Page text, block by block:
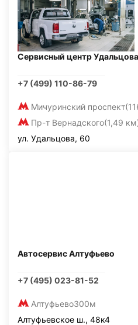
Сервисный центр Удальцова
+7 (499) 110-86-79
Мичуринский проспект
Пр-т Вернадского(1,49
ул. Удальцова, 60
Автосервис Алтуфьево
+7 (495) 023-81-52
Алтуфьево300м
Алтуфьевское ш., 48к4